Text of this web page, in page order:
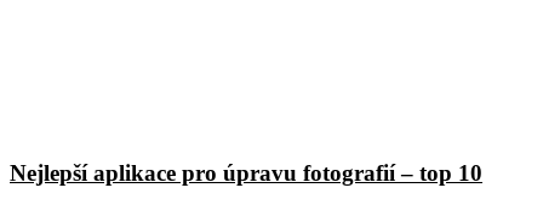
Nejlepší aplikace pro úpravu fotografií – top 10